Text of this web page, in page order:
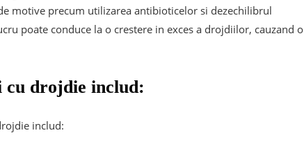
motive precum utilizarea antibioticelor si dezechilibrul
poate conduce la o crestere in exces a drojdiilor, cauzand o
cu drojdie includ:
includ: